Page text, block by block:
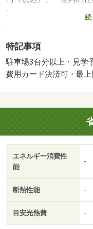
ので、詳しくはスタッ
記事項備考】学生歓迎
清掃費用:52250円
特記事項
駐車場3台分以上・見学
費用カード決済可・最
エネルギー消費性
能
-
断熱性能 -
目安光熱費 -